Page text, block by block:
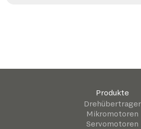
Produkte
Drehübertrager
Mikromotoren
Servomotoren